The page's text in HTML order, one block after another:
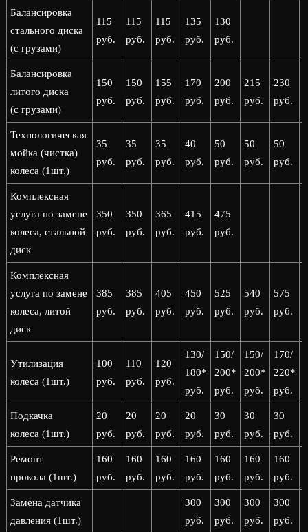
Балансировка
стального диска
(с грузами)
115
руб.
115
руб.
115
руб.
135
руб.
130
руб.
Балансировка
литого диска
(с грузами)
150
руб.
150
руб.
155
руб.
170
руб.
200
руб.
215
руб.
230
руб.
Технологическая
мойка (чистка)
колеса (1шт.)
35
руб.
35
руб.
35
руб.
40
руб.
50
руб.
50
руб.
50
руб.
Комплексная
услуга по замене
колеса, стальной
диск
350
руб.
350
руб.
365
руб.
415
руб.
475
руб.
Комплексная
услуга по замене
колеса, литой
диск
385
руб.
385
руб.
405
руб.
450
руб.
525
руб.
540
руб.
575
руб.
Утилизация
колеса (1шт.)
100
руб.
110
руб.
120
руб.
130/
180*
руб.
150/
200*
руб.
150/
200*
руб.
170/
220*
руб.
Подкачка
колеса (1шт.)
20
руб.
20
руб.
20
руб.
20
руб.
30
руб.
30
руб.
30
руб.
Ремонт
прокола (1шт.)
160
руб.
160
руб.
160
руб.
160
руб.
160
руб.
160
руб.
160
руб.
Замена датчика
давления (1шт.)
300
руб.
300
руб.
300
руб.
300
руб.